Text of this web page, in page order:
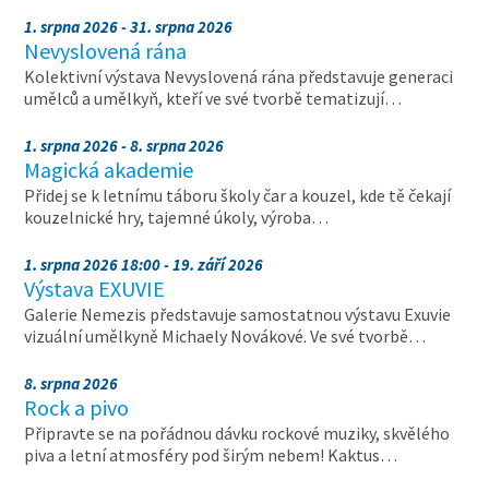
1. srpna 2026 - 31. srpna 2026
Nevyslovená rána
Kolektivní výstava Nevyslovená rána představuje generaci
umělců a umělkyň, kteří ve své tvorbě tematizují…
1. srpna 2026 - 8. srpna 2026
Magická akademie
Přidej se k letnímu táboru školy čar a kouzel, kde tě čekají
kouzelnické hry, tajemné úkoly, výroba…
1. srpna 2026 18:00 - 19. září 2026
Výstava EXUVIE
Galerie Nemezis představuje samostatnou výstavu Exuvie
vizuální umělkyně Michaely Novákové. Ve své tvorbě…
8. srpna 2026
Rock a pivo
Připravte se na pořádnou dávku rockové muziky, skvělého
piva a letní atmosféry pod širým nebem! Kaktus…